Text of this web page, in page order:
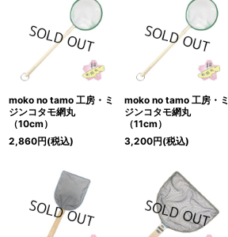
moko no tamo 工房・ミ
ジンコタモ網丸
（10cm）
2,860円(税込)
moko no tamo 工房・ミ
ジンコタモ網丸
（11cm）
3,200円(税込)